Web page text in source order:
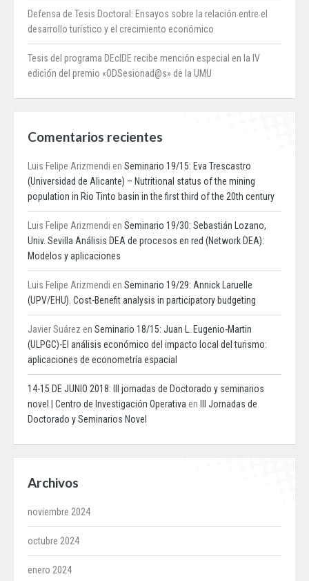
Defensa de Tesis Doctoral: Ensayos sobre la relación entre el
desarrollo turístico y el crecimiento económico
Tesis del programa DEcIDE recibe mención especial en la IV
edición del premio «ODSesionad@s» de la UMU
Comentarios recientes
Luis Felipe Arizmendi en Seminario 19/15: Eva Trescastro
(Universidad de Alicante) – Nutritional status of the mining
population in Rio Tinto basin in the first third of the 20th century
Luis Felipe Arizmendi en Seminario 19/30: Sebastián Lozano,
Univ. Sevilla Análisis DEA de procesos en red (Network DEA):
Modelos y aplicaciones
Luis Felipe Arizmendi en Seminario 19/29: Annick Laruelle
(UPV/EHU). Cost-Benefit analysis in participatory budgeting
Javier Suárez en Seminario 18/15: Juan L. Eugenio-Martin
(ULPGC)-El análisis económico del impacto local del turismo:
aplicaciones de econometría espacial
14-15 DE JUNIO 2018: III jornadas de Doctorado y seminarios
novel | Centro de Investigación Operativa en
III Jornadas de
Doctorado y Seminarios Novel
Archivos
noviembre 2024
octubre 2024
enero 2024